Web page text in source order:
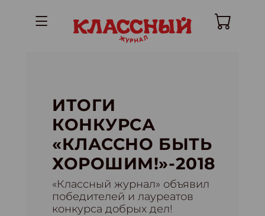
ИТОГИ
КОНКУРСА
«КЛАССНО БЫТЬ
ХОРОШИМ!»-2018
«Классный журнал» объявил
победителей и лауреатов
конкурса добрых дел!